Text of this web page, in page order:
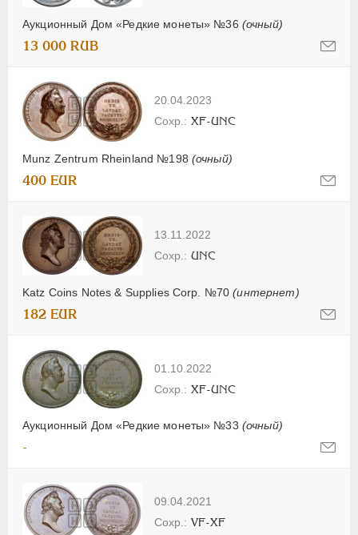
Аукционный Дом «Редкие монеты» №36 (очный)
13 000 RUB
20.04.2023
Munz Zentrum Rheinland №198 (очный)
XF-UNC
400 EUR
13.11.2022
Katz Coins Notes & Supplies Corp. №70(интернет)
UNC
182 EUR
01.10.2022
Аукционный Дом «Редкие монеты» №33 (очный)
XF-UNC
-
09.04.2021
VF-XF